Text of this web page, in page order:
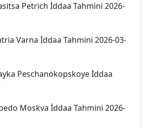
Petrich İddaa Tahmini 2026-
Varna İddaa Tahmini 2026-03-
Peschanokopskoye İddaa
Moskva İddaa Tahmini 2026-